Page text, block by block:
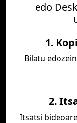
edo
1.
Bilatu
2.
Itsatsi